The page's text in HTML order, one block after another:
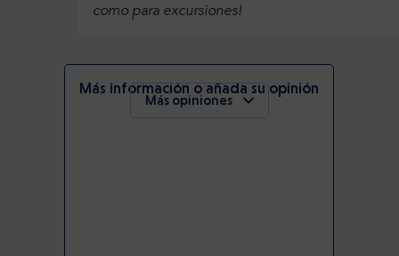
como para excursiones!
Más información o añada su opinión
Más opiniones